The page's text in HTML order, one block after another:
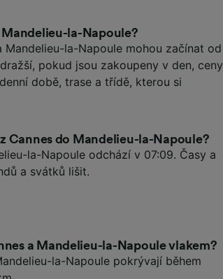
Mandelieu-la-Napoule?
Mandelieu-la-Napoule mohou začínat od
pokud jsou zakoupeny v den, ceny
době, trase a třídě, kterou si
Cannes do Mandelieu-la-Napoule?
la-Napoule odchází v 07:09. Časy a
a svátků lišit.
a Mandelieu-la-Napoule vlakem?
la-Napoule pokrývají během